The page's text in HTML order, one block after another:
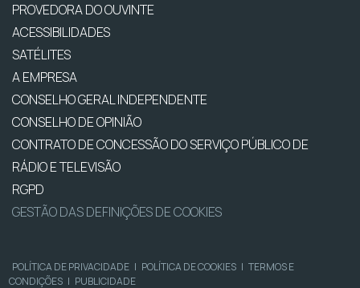
PROVEDORA DO OUVINTE
ACESSIBILIDADES
SATÉLITES
A EMPRESA
CONSELHO GERAL INDEPENDENTE
CONSELHO DE OPINIÃO
CONTRATO DE CONCESSÃO DO SERVIÇO PÚBLICO DE
RÁDIO E TELEVISÃO
RGPD
GESTÃO DAS DEFINIÇÕES DE COOKIES
POLÍTICA DE PRIVACIDADE | POLÍTICA DE COOKIES | TERMOS E
CONDIÇÕES | PUBLICIDADE